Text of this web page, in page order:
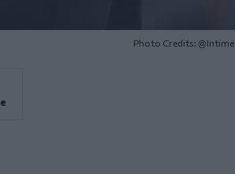
Photo Credits: @Intime